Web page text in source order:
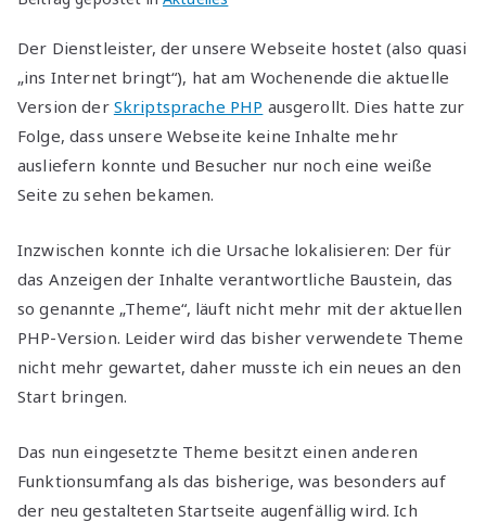
Der Dienstleister, der unsere Webseite hostet (also quasi
„ins Internet bringt“), hat am Wochenende die aktuelle
Version der Skriptsprache PHP ausgerollt. Dies hatte zur
Folge, dass unsere Webseite keine Inhalte mehr
ausliefern konnte und Besucher nur noch eine weiße
Seite zu sehen bekamen.
Inzwischen konnte ich die Ursache lokalisieren: Der für
das Anzeigen der Inhalte verantwortliche Baustein, das
so genannte „Theme“, läuft nicht mehr mit der aktuellen
PHP-Version. Leider wird das bisher verwendete Theme
nicht mehr gewartet, daher musste ich ein neues an den
Start bringen.
Das nun eingesetzte Theme besitzt einen anderen
Funktionsumfang als das bisherige, was besonders auf
der neu gestalteten Startseite augenfällig wird. Ich